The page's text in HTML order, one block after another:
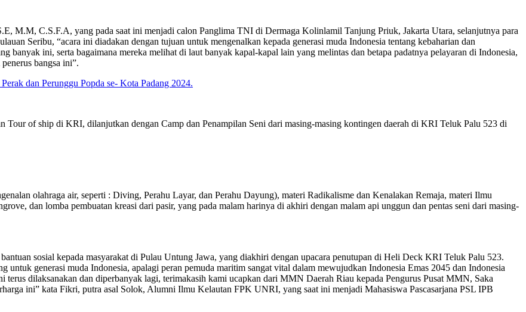
M.M, C.S.F.A, yang pada saat ini menjadi calon Panglima TNI di Dermaga Kolinlamil Tanjung Priuk, Jakarta Utara, selanjutnya para
Seribu, “acara ini diadakan dengan tujuan untuk mengenalkan kepada generasi muda Indonesia tentang kebaharian dan
banyak ini, serta bagaimana mereka melihat di laut banyak kapal-kapal lain yang melintas dan betapa padatnya pelayaran di Indonesia,
bangsa ini”.
dan Perunggu Popda se- Kota Padang 2024.
of ship di KRI, dilanjutkan dengan Camp dan Penampilan Seni dari masing-masing kontingen daerah di KRI Teluk Palu 523 di
olahraga air, seperti : Diving, Perahu Layar, dan Perahu Dayung), materi Radikalisme dan Kenalakan Remaja, materi Ilmu
dan lomba pembuatan kreasi dari pasir, yang pada malam harinya di akhiri dengan malam api unggun dan pentas seni dari masing-
sosial kepada masyarakat di Pulau Untung Jawa, yang diakhiri dengan upacara penutupan di Heli Deck KRI Teluk Palu 523.
generasi muda Indonesia, apalagi peran pemuda maritim sangat vital dalam mewujudkan Indonesia Emas 2045 dan Indonesia
terus dilaksanakan dan diperbanyak lagi, terimakasih kami ucapkan dari MMN Daerah Riau kepada Pengurus Pusat MMN, Saka
ini” kata Fikri, putra asal Solok, Alumni Ilmu Kelautan FPK UNRI, yang saat ini menjadi Mahasiswa Pascasarjana PSL IPB